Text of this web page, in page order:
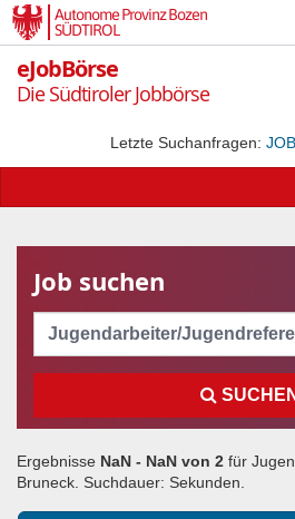
Autonome Provinz Bozen
SÜDTIROL
eJobBörse
Die Südtiroler Jobbörse
Letzte Suchanfragen:
Job suchen
SUCHEN
Ergebnisse NaN - NaN von 2 für
Bruneck. Suchdauer: Sekunden.